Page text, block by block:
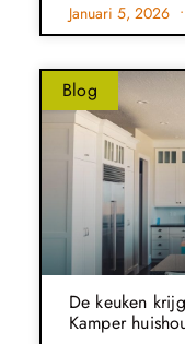
Januari 5, 2026
Blog
De keuken
Kamper